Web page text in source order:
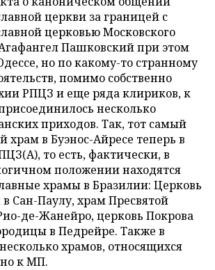
церкви за границей с
церковью Московского
Пашковский при этом
но по какому-то странному
помимо собственно
РПЦЗ и еще ряда клириков, к
несколько
приходов. Так, тот самый
храм в Буэнос-Айресе теперь в
то есть, фактически, в
положении находятся
храмы в Бразилии: Церковь
Сан-Паулу, храм Пресвятой
де-Жанейро, церковь Покрова
в Педрейре. Также в
храмов, относящихся
к МП.